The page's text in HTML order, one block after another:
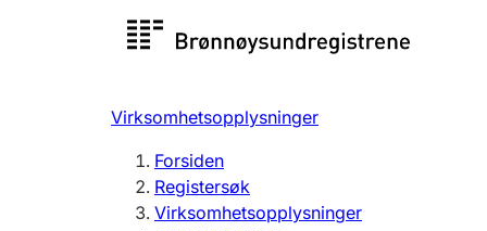
Registersøk
Registrere, endre, slette
Virksomhetsopplysninger
Forsiden
Registersøk
Virksomhetsopplysninger